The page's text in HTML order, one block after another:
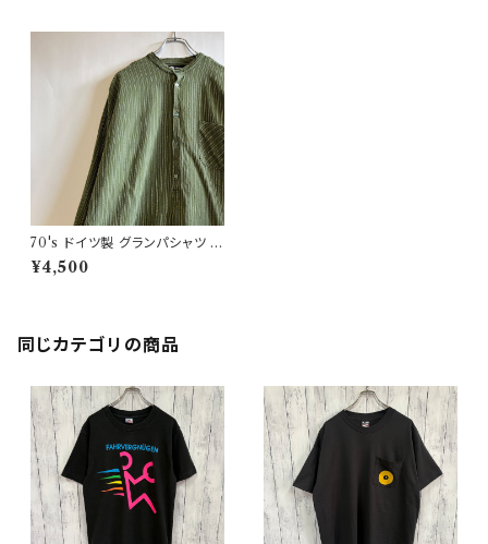
70's ドイツ製 グランパシャツ プ
ルオーバー ビンテージ ユーロ
¥4,500
同じカテゴリの商品